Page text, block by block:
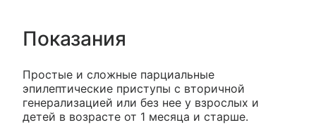
Показания
Простые и сложные парциальные
эпилептические приступы с вторичной
генерализацией или без нее у взрослых и
детей в возрасте от 1 месяца и старше.